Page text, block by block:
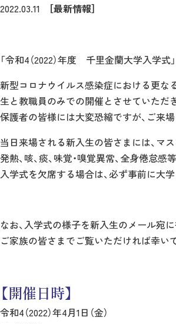
2022.03.11 ［最新情報］
「令和4（2022）年度 千里金蘭大学入学式
新型コロナウイルス感染症における更な
生と教職員のみでの開催とさせていただ
保護者の皆様には大変恐縮ですが、ご来
当日来場される新入生の皆さまには、マ
発熱、咳、痰、味覚・嗅覚異常、全身倦怠
入学式を欠席する場合は、必ず事前に大
なお、入学式の様子を新入生のメール宛
ご家族の皆さまでご覧いただければ幸い
【開催日時】
令和4（2022）年4月1日（金）